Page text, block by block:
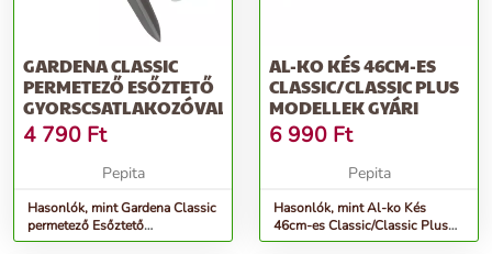
GARDENA CLASSIC
PERMETEZŐ ESŐZTETŐ
GYORSCSATLAKOZÓVAL
4 790 Ft
Pepita
Hasonlók, mint Gardena Classic
permetező Esőztető
gyorscsatlakozóval
AL-KO KÉS 46CM-ES
CLASSIC/CLASSIC PLUS
MODELLEK GYÁRI
6 990 Ft
Pepita
Hasonlók, mint Al-ko Kés
46cm-es Classic/Classic Plus
modellek Gyári